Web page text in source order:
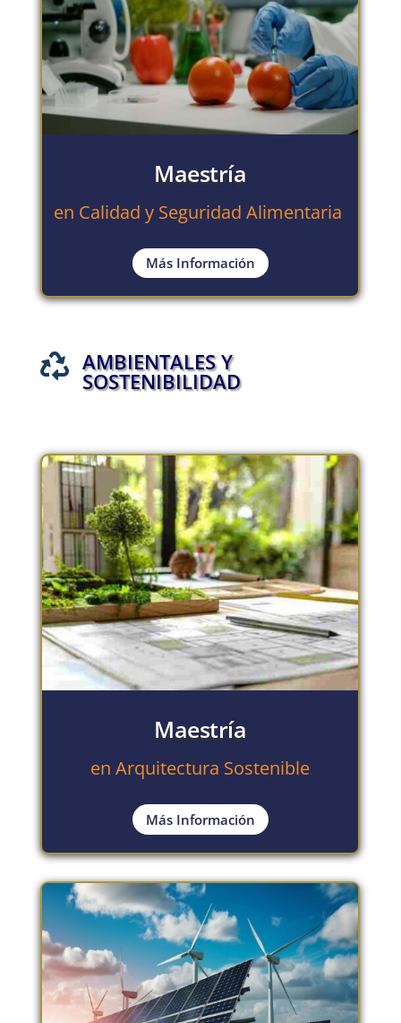
Maestría
en Calidad y Seguridad Alimentaria
Más Información
 AMBIENTALES Y
SOSTENIBILIDAD
Maestría
en Arquitectura Sostenible
Más Información